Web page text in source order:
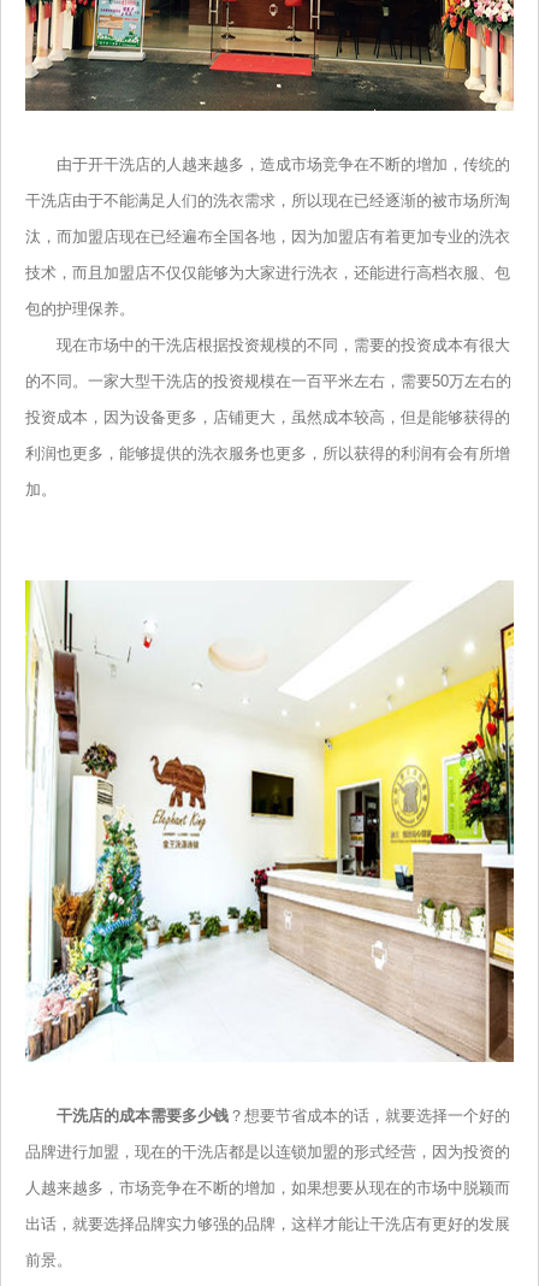
由于开干洗店的人越来越多，造成市场竞争在不断的增加，传统的
干洗店由于不能满足人们的洗衣需求，所以现在已经逐渐的被市场所淘
汰，而加盟店现在已经遍布全国各地，因为加盟店有着更加专业的洗衣
技术，而且加盟店不仅仅能够为大家进行洗衣，还能进行高档衣服、包
包的护理保养。
现在市场中的干洗店根据投资规模的不同，需要的投资成本有很大
的不同。一家大型干洗店的投资规模在一百平米左右，需要50万左右的
投资成本，因为设备更多，店铺更大，虽然成本较高，但是能够获得的
利润也更多，能够提供的洗衣服务也更多，所以获得的利润有会有所增
加。
干洗店的成本需要多少钱 ？想要节省成本的话，就要选择一个好的
品牌进行加盟，现在的干洗店都是以连锁加盟的形式经营，因为投资的
人越来越多，市场竞争在不断的增加，如果想要从现在的市场中脱颖而
出话，就要选择品牌实力够强的品牌，这样才能让干洗店有更好的发展
前景。